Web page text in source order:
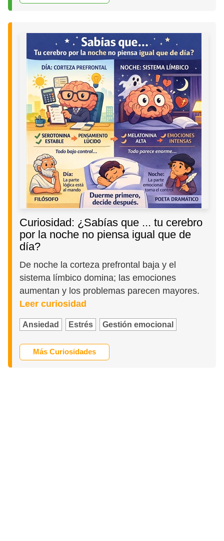
Curiosidad: ¿Sabías que ... tu cerebro
por la noche no piensa igual que de
día?
De noche la corteza prefrontal baja y el
sistema límbico domina; las emociones
aumentan y los problemas parecen mayores.
Leer curiosidad
Ansiedad Estrés Gestión emocional
Más Curiosidades